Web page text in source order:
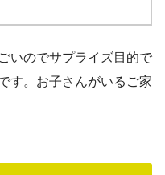
いのでサプライズ目的で
す。お子さんがいるご家